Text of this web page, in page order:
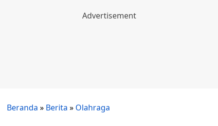
Beranda » Berita » Olahraga